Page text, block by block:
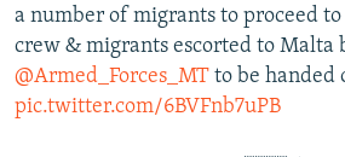
a number of migrants to proceed
crew & migrants escorted to Malta
@Armed_Forces_MT to be handed
pic.twitter.com/6BVFnb7uPB